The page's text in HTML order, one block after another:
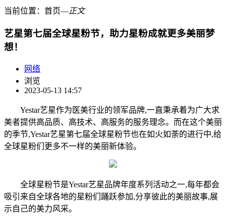
当前位置： 首页―正文
艺星第七届全球星粉节，助力星粉成就更多美丽梦
想！
网络
浏览
2023-05-13 14:57
Yestar艺星作为医美行业的领军品牌,一直秉承着为广大求
美者提供高品质、高技术、高服务的服务理念。而在这个美丽
的季节,Yestar艺星第七届全球星粉节也在如火如荼的进行中,给
全球星粉们更多不一样的美丽新体验。
全球星粉节是Yestar艺星品牌年度系列活动之一,每年都会
吸引来自全球各地的星粉们踊跃参加,分享彼此的美丽故事,展
示自己的美力风采。